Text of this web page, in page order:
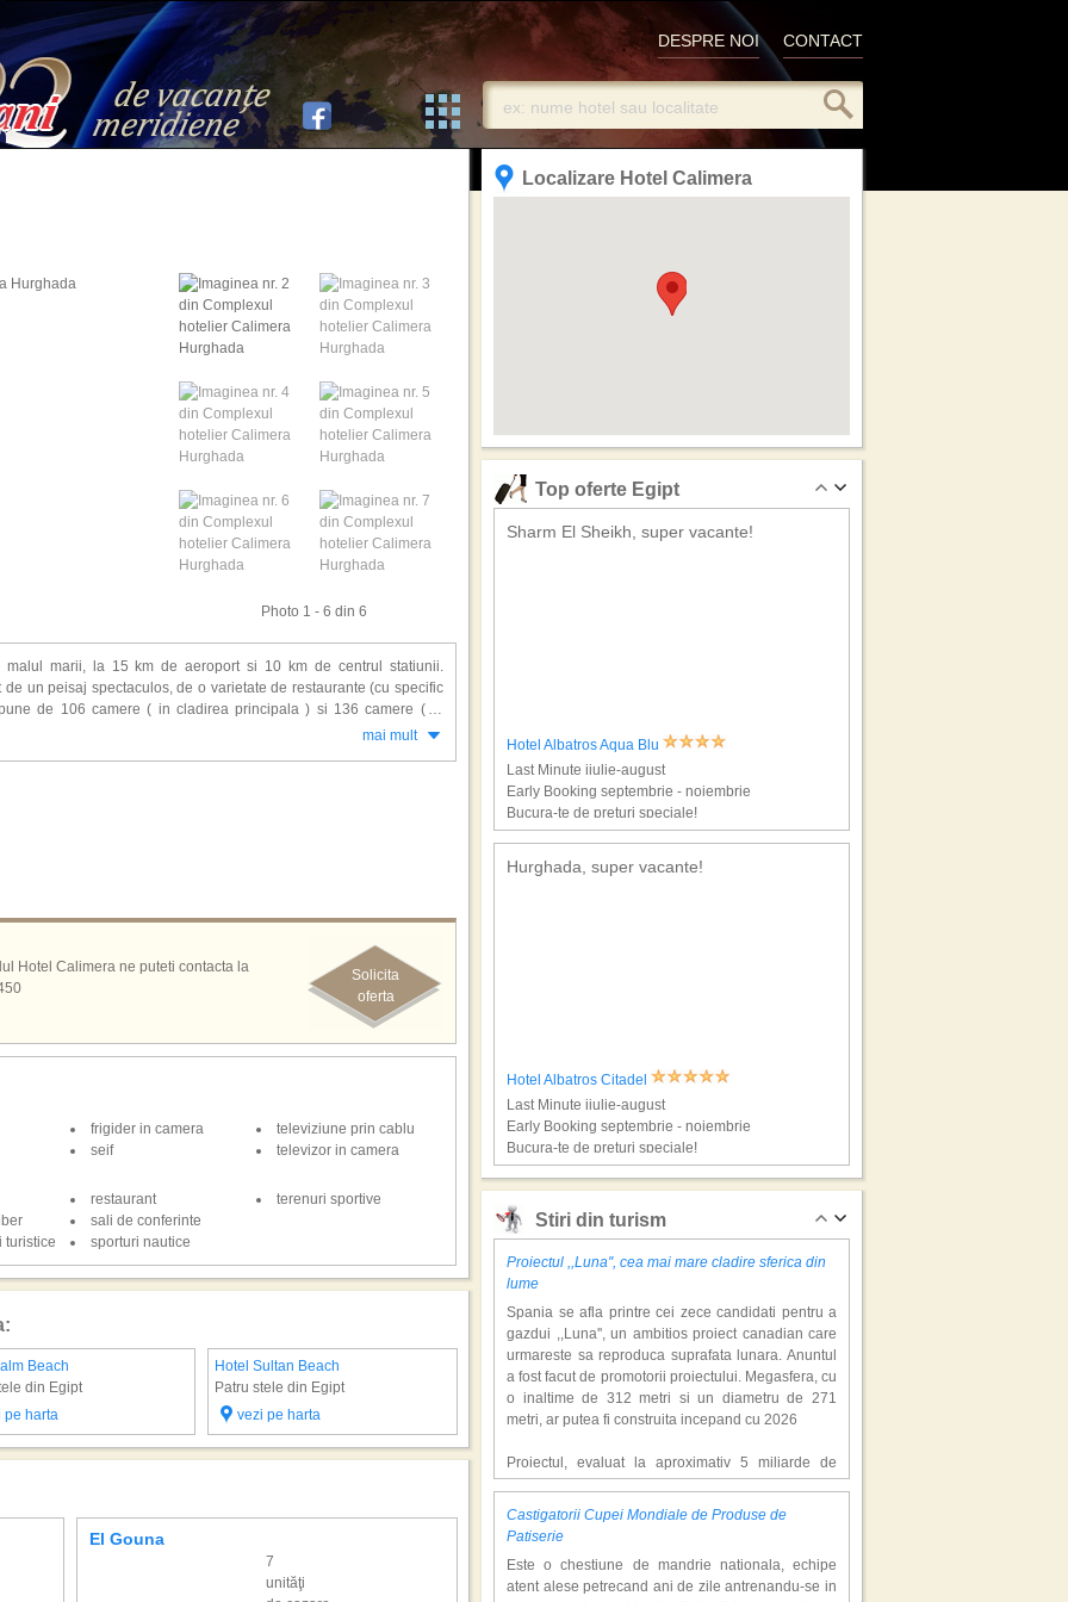
CONTACT
DESPRE NOI
Photo 1 - 6 din 6
malul marii, la 15 km de aeroport si 10 km de centrul statiunii.
un peisaj spectaculos, de o varietate de restaurante (cu specific
de 106 camere ( in cladirea principala ) si 136 camere ( in
mai mult
Solicita
oferta
Hotel Calimera ne puteti contacta la
frigider in camera
seif
televiziune prin cablu
televizor in camera
turistice
restaurant
sali de conferinte
sporturi nautice
terenuri sportive
Beach
din Egipt
pe harta
Hotel Sultan Beach
Patru stele din Egipt
vezi pe harta
El Gouna
7
unităţi
Marsa Alam
4
unităţi
Localizare Hotel Calimera
Top oferte Egipt
Sharm El Sheikh, super vacante!
Hotel Albatros Aqua Blu
Last Minute iiulie-august
Early Booking septembrie - noiembrie
Bucura-te de preturi speciale!
Hurghada, super vacante!
Hotel Albatros Citadel
Last Minute iiulie-august
Early Booking septembrie - noiembrie
Bucura-te de preturi speciale!
Sharm El Sheikh, super vacante!
Hotel Jaz Mirabel Beach
Early Booking septembrie - noiembrie
Bucura-te de preturi speciale!
Hurghada, super vacante!
Stiri din turism
Proiectul ,,Luna'', cea mai mare cladire sferica din
lume
Spania se afla printre cei zece candidati pentru a
gazdui ,,Luna'', un ambitios proiect canadian care
urmareste sa reproduca suprafata lunara. Anuntul
a fost facut de promotorii proiectului. Megasfera, cu
o inaltime de 312 metri si un diametru de 271
metri, ar putea fi construita incepand cu 2026
Proiectul, evaluat la aproximativ 5 miliarde de
dolari, include un complex de 200 de hectare, cu
hoteluri, facilitati de recreere si zone rezidentiale.
Conceptul depaseste ideea unui simplu hotel
milioane de turisti anual. �Luna� ar putea deveni
o atractie de top, 2,5 milioane de vizitatori fiind
Castigatorii Cupei Mondiale de Produse de
Patiserie
Este o chestiune de mandrie nationala, echipe
atent alese petrecand ani de zile antrenandu-se in